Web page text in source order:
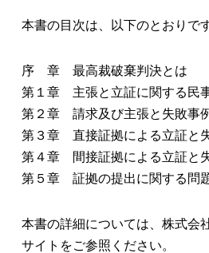
本書の目次は、以下のとおりです
序 章 最高裁破棄判決とは
第１章 主張と立証に関する民
第２章 請求及び主張と失敗事
第３章 直接証拠による立証と
第４章 間接証拠による立証と
第５章 証拠の提出に関する問
本書の詳細については、株式会
サイトをご参照ください。